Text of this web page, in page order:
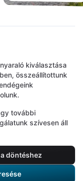
kiválasztása
összeállítottunk
további
szívesen áll
döntéshez